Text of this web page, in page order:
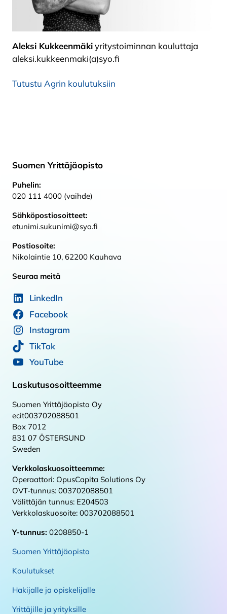
Aleksi Kukkeenmäkiyritystoiminnan kouluttaja
aleksi.kukkeenmaki(a)syo.fi
Tutustu Agrin koulutuksiin
Suomen Yrittäjäopisto
Puhelin:
020 111 4000 (vaihde)
Sähköpostiosoitteet:
etunimi.sukunimi@syo.fi
Postiosoite:
Nikolaintie 10, 62200 Kauhava
Seuraa meitä
LinkedIn
Facebook
Instagram
TikTok
YouTube
Laskutusosoitteemme
Suomen Yrittäjäopisto Oy
ecit003702088501
Box 7012
831 07 ÖSTERSUND
Sweden
Verkkolaskuosoitteemme:
Operaattori: OpusCapita Solutions Oy
OVT-tunnus: 003702088501
Välittäjän tunnus: E204503
Verkkolaskuosoite: 003702088501
Y-tunnus: 0208850-1
Suomen Yrittäjäopisto
Koulutukset
Hakijalle ja opiskelijalle
Yrittäjille ja yrityksille